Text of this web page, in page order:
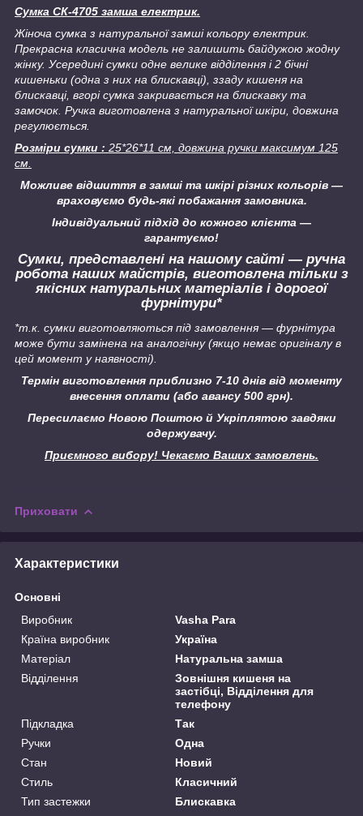
Сумка СК-4705 замша електрик.
Жіноча сумка з натуральної замші кольору електрик.
Прекрасна класична модель не залишить байдужою жодну
жінку. Усередині сумки одне велике відділення і 2 бічні
кишеньки (одна з них на блискавці), ззаду кишеня на
блискавці, вгорі сумка закривається на блискавку та
замочок. Ручка виготовлена з натуральної шкіри, довжина
регулюється.
Розміри сумки : 25*26*11 см, довжина ручки максимум 125
см.
Можливе відшиття в замші та шкірі різних кольорів —
враховуємо будь-які побажання замовника.
Індивідуальний підхід до кожного клієнта —
гарантуємо!
Сумки, представлені на нашому сайті — ручна
робота наших майстрів, виготовлена тільки з
якісних натуральних матеріалів і дорогої
фурнітури*
*т.к. сумки виготовляються під замовлення — фурнітура
може бути замінена на аналогічну(якщо немає оригіналу в
цей момент у наявності).
Термін виготовлення приблизно 7-10 днів від моменту
внесення оплати (або авансу 500 грн).
Пересилаємо Новою Поштою й Укріплятою завдяки
одержувачу.
Приємного вибору! Чекаємо Ваших замовлень.
Приховати
Характеристики
Основні
Виробник
Vasha Para
Країна виробник
Україна
Матеріал
Натуральна замша
Відділення
Зовнішня кишеня на
застібці, Відділення для
телефону
Підкладка
Так
Ручки
Одна
Стан
Новий
Стиль
Класичний
Тип застежки
Блискавка